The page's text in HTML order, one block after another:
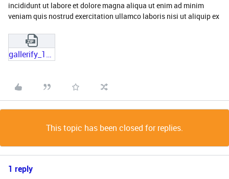
incididunt ut labore et dolore magna aliqua ut enim ad minim
veniam quis nostrud exercitation ullamco laboris nisi ut aliquip ex
gallerify_11827.zip
This topic has been closed for replies.
1 reply